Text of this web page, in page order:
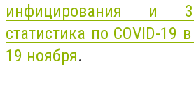
инфицирования и
статистика по COVID-19
19 ноября.